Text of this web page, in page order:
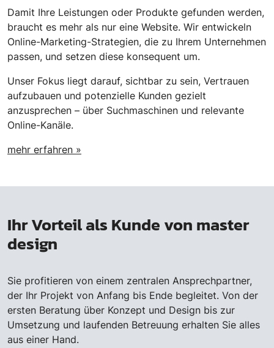
Damit Ihre Leistungen oder Produkte gefunden werden,
braucht es mehr als nur eine Website. Wir entwickeln
Online-Marketing-Strategien, die zu Ihrem Unternehmen
passen, und setzen diese konsequent um.
Unser Fokus liegt darauf, sichtbar zu sein, Vertrauen
aufzubauen und potenzielle Kunden gezielt
anzusprechen – über Suchmaschinen und relevante
Online-Kanäle.
mehr erfahren »
Ihr Vorteil als Kunde von master
design
Sie profitieren von einem zentralen Ansprechpartner,
der Ihr Projekt von Anfang bis Ende begleitet. Von der
ersten Beratung über Konzept und Design bis zur
Umsetzung und laufenden Betreuung erhalten Sie alles
aus einer Hand.